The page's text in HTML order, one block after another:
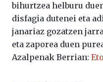
bihurtzea helburu
disfagia dutenei eta
janariaz gozatzen
eta zaporea duen
Azalpenak Berrian: